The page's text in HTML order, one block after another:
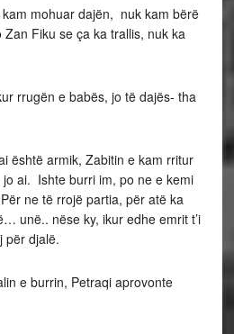
mohuar dajën, nuk kam bërë
Fiku se ça ka trallis, nuk ka
rrugën e babës, jo të dajës- tha
është armik, Zabitin e kam rritur
ai. Ishte burri im, po ne e kemi
ne të rrojë partia, për atë ka
unë.. nëse ky, ikur edhe emrit t’i
për djalë.
e burrin, Petraqi aprovonte